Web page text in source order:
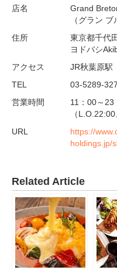
店名
Grand
（グラン ブ
住所
東京都千代
ヨドバシ
アクセス
JR秋葉原
TEL
03-5289-
営業時間
11：00～23
（
URL
https://
holdings.jp/
Related Article